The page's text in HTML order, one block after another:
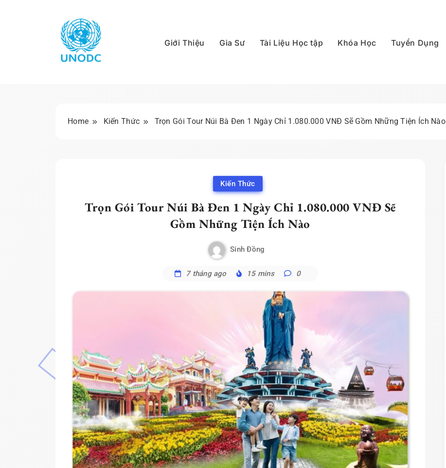
Giới Thiệu Gia Sư Tài Liệu Học tập Khóa Học Tuyển Dụng
Home Kiến Thức Trọn Gói Tour Núi Bà Đen 1 Ngày Chỉ 1.080.000 VNĐ Sẽ Gồm Những Tiện Ích Nào
Kiến Thức
Trọn Gói Tour Núi Bà Đen 1 Ngày Chỉ 1.080.000 VNĐ Sẽ
Gồm Những Tiện Ích Nào
Sinh Đồng
7 tháng ago 15 mins 0